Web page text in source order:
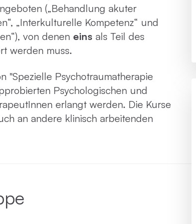
(„Behandlung akuter
„Interkulturelle Kompetenz“ und
von denen eins als Teil des
werden muss.
"Spezielle Psychotraumatherapie
Psychologischen und
erlangt werden. Die Kurse
an andere klinisch arbeitenden